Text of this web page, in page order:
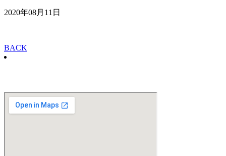
2020年08月11日
BACK